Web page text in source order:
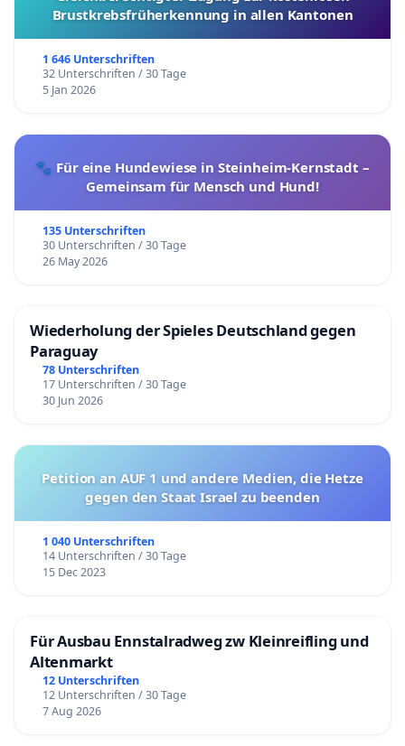
Brustkrebsfrüherkennung in allen Kantonen
1 646 Unterschriften
32 Unterschriften / 30 Tage
5 Jan 2026
🐾 Für eine Hundewiese in Steinheim-Kernstadt –
Gemeinsam für Mensch und Hund!
135 Unterschriften
30 Unterschriften / 30 Tage
26 May 2026
Wiederholung der Spieles Deutschland gegen
Paraguay
78 Unterschriften
17 Unterschriften / 30 Tage
30 Jun 2026
Petition an AUF 1 und andere Medien, die Hetze
gegen den Staat Israel zu beenden
1 040 Unterschriften
14 Unterschriften / 30 Tage
15 Dec 2023
Für Ausbau Ennstalradweg zw Kleinreifling und
Altenmarkt
12 Unterschriften
12 Unterschriften / 30 Tage
7 Aug 2026